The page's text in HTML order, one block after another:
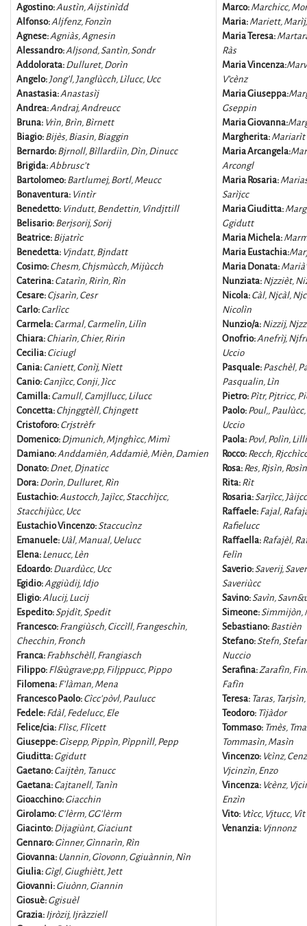
Agostino: Austìn, Aijstinìdd
Alfonso: Aljfenz, Fonzìn
Agnese: Agniàs, Agnesin
Alessandro: Aljsond, Santìn, Sondr
Addolorata: Dulluret, Dorìn
Angelo: Jong’l, Janglùcch, Lìlucc, Ucc
Anastasia: Anastasìj
Andrea: Andraj, Andreucc
Bruna: Vrìn, Brìn, Bìrnett
Biagio: Bijès, Biasin, Biaggin
Bernardo: Bjrnoll, Bìllardiìn, Dìn, Dinucc
Brigida: Abbrusc’t
Bartolomeo: Bartlumej, Bortl, Meucc
Bonaventura: Vintìr
Benedetto: Vindutt, Bendettin, Vìndjttill
Belisario: Berjsorij, Sorij
Beatrice: Bijatrìc
Benedetta: Vjndatt, Bjndatt
Cosimo: Chesm, Chjsmùcch, Mijùcch
Caterina: Catarìn, Rirìn, Rìn
Cesare: Cjsarìn, Cesr
Carlo: Carlìcc
Carmela: Carmal, Carmelìn, Lilìn
Chiara: Chiarìn, Chier, Ririn
Cecilia: Ciciugl
Cania: Caniett, Conìj, Nìett
Canio: Canjìcc, Conji, Jìcc
Camilla: Camull, Camjllucc, Lilucc
Concetta: Chjnggtèll, Chjngett
Cristoforo: Crjstrèfr
Domenico: Djmunich, Mjnghìcc, Mimì
Damiano: Anddamièn, Addamiè, Mièn, Damien
Donato: Dnet, Djnaticc
Dora: Dorìn, Dulluret, Rìn
Eustachio: Austocch, Jajìcc, Stacchìjcc,
Stacchijùcc, Ucc
Eustachio Vincenzo: Staccucìnz
Emanuele: Uàl, Manual, Uelucc
Elena: Lenucc, Lèn
Edoardo: Duardùcc, Ucc
Egidio: Aggiùdij, Idjo
Eligio: Alucij, Lucij
Espedito: Spjdìt, Spedit
Francesco: Frangiùsch, Ciccìll, Frangeschìn,
Checchin, Fronch
Franca: Frabhschèll, Frangiasch
Filippo: Fl&ùgrave;pp, Filjppucc, Pippo
Filomena: F’làman, Mena
Francesco Paolo: Cìcc’pòvl, Paulucc
Fedele: Fdàl, Fedelucc, Ele
Felice/cia: Flìsc, Flìcett
Giuseppe: Gìsepp, Pippìn, Pìppnìll, Pepp
Giuditta: Ggidutt
Gaetano: Caijtèn, Tanucc
Gaetana: Cajtanell, Tanìn
Gioacchino: Giacchin
Girolamo: C’lèrm, GG’lèrm
Giacinto: Dijagiùnt, Giaciunt
Gennaro: Gìnner, Gìnnarìn, Rìn
Giovanna: Uannin, Gìovonn, Ggiuànnin, Nìn
Giulia: Gìgl, Giughiètt, Jett
Giovanni: Giuònn, Giannin
Giosuè: Ggisuèl
Grazia: Ijròzij, Ijràzziell
Marco: Marchicc,
Maria: Mariett,
Maria Teresa:
Ràs
Maria Vincenza:
V’cènz
Maria Giuseppa:
Gseppin
Maria Giovanna:
Margherita: Mariarìt
Maria Arcangela:
Arcongl
Maria Rosaria:
Sarìjcc
Maria Giuditta:
Ggidutt
Maria Michela:
Maria Eustachia:
Maria Donata:
Nunziata: Njzzièt,
Nicola: Càl, Njcàl,
Nicolìn
Nunzio/a: Nizzij,
Onofrio: Anefrìj,
Uccio
Pasquale: Paschèl,
Pasqualin, Lìn
Pietro: Pìtr, Pjtricc,
Paolo: Poul,, Paulùcc,
Uccio
Paola: Povl, Polìn,
Rocco: Recch,
Rosa: Res, Rjsìn,
Rita: Rìt
Rosaria: Sarjìcc,
Raffaele: Fajal,
Rafielucc
Raffaella: Rafajèl,
Felìn
Saverio: Saverij,
Saveriùcc
Savino: Savìn,
Simeone: Simmijòn,
Sebastiano: Bastièn
Stefano: Stefn,
Nuccio
Serafina: Zarafìn,
Fafìn
Teresa: Taras,
Teodoro: Tìjàdor
Tommaso: Tmès,
Tommasìn, Masìn
Vincenzo: Vcìnz,
Vjcinzìn, Enzo
Vincenza: Vcènz,
Enzìn
Vito: Vtìcc, Vjtucc, Vìt
Venanzia: Vjnnonz